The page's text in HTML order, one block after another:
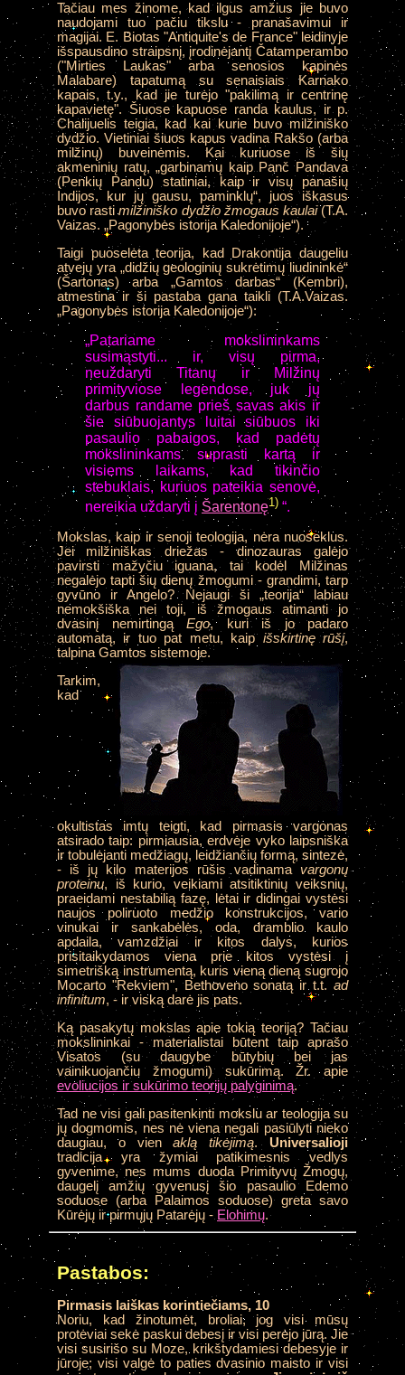
Tačiau mes žinome, kad ilgus amžius jie buvo
naudojami tuo pačiu tikslu - pranašavimui ir
magijai. E. Biotas "Antiquite's de France" leidinyje
išspausdino straipsnį, įrodinėjantį Čatamperambo
("Mirties Laukas" arba senosios kapinės
Malabare) tapatumą su senaisiais Karnako
kapais, t.y., kad jie turėjo "pakilimą ir centrinę
kapavietę". Šiuose kapuose randa kaulus, ir p.
Chalijuelis teigia, kad kai kurie buvo milžiniško
dydžio. Vietiniai šiuos kapus vadina Rakšo (arba
milžinų) buveinėmis. Kai kuriuose iš šių
akmeninių ratų, „garbinamų kaip Panč Pandava
(Penkių Pandu) statiniai, kaip ir visų panašių
Indijos, kur jų gausu, paminklų“, juos iškasus
buvo rastimilžiniško dydžio žmogaus kaulai(T.A.
Vaizas. „Pagonybės istorija Kaledonijoje“).
Taigi puoselėta teorija, kad Drakontija daugeliu
atvejų yra „didžių geologinių sukrėtimų liudininkė“
(Šartonas) arba „Gamtos darbas“ (Kembri),
atmestina ir ši pastaba gana taikli (T.A.Vaizas.
„Pagonybės istorija Kaledonijoje“):
„Patariame mokslininkams
susimąstyti... ir, visų pirma,
neuždaryti Titanų ir Milžinų
primityviose legendose, juk jų
darbus randame prieš savas akis ir
šie siūbuojantys luitai siūbuos iki
pasaulio pabaigos, kad padėtų
mokslininkams suprasti kartą ir
visiems laikams, kad tikinčio
stebuklais, kuriuos pateikia senovė,
nereikia uždaryti į Šarentonę1) “.
Mokslas, kaip ir senoji teologija, nėra nuoseklus.
Jei milžiniškas driežas - dinozauras galėjo
pavirsti mažyčiu iguana, tai kodėl Milžinas
negalėjo tapti šių dienų žmogumi - grandimi, tarp
gyvūno ir Angelo? Nejaugi ši „teorija“ labiau
nemokšiška nei toji, iš žmogaus atimanti jo
dvasinį nemirtingą Ego, kuri iš jo padaro
automatą, ir tuo pat metu, kaip išskirtinę rūšį,
talpina Gamtos sistemoje.
Tarkim,
kad
okultistas imtų teigti, kad pirmasis vargonas
atsirado taip: pirmiausia, erdvėje vyko laipsniška
ir tobulėjanti medžiagų, leidžiančių formą, sintezė,
- iš jų kilo materijos rūšis vadinama vargonų
proteinu, iš kurio, veikiami atsitiktinių veiksnių,
praeidami nestabilią fazę, lėtai ir didingai vystėsi
naujos poliruoto medžio konstrukcijos, vario
vinukai ir sankabėlės, oda, dramblio kaulo
apdaila, vamzdžiai ir kitos dalys, kurios
prisitaikydamos viena prie kitos vystėsi į
simetrišką instrumentą, kuris vieną dieną sugrojo
Mocarto "Rekviem", Bethoveno sonatą ir t.t. ad
infinitum, - ir viską darė jis pats.
Ką pasakytų mokslas apie tokią teoriją? Tačiau
mokslininkai - materialistai būtent taip aprašo
Visatos (su daugybe būtybių bei jas
vainikuojančiu žmogumi) sukūrimą. Žr. apie
evoliucijos ir sukūrimo teorijų palyginimą.
Tad ne visi gali pasitenkinti mokslu ar teologija su
jų dogmomis, nes nė viena negali pasiūlyti nieko
daugiau, o vienaklą tikėjimą.Universalioji
tradicija yra žymiai patikimesnis vedlys
gyvenime, nes mums duoda Primityvų Žmogų,
daugelį amžių gyvenusį šio pasaulio Edemo
soduose (arba Palaimos soduose) greta savo
Kūrėjų ir pirmųjų Patarėjų - Elohimų.
Pastabos:
Pirmasis laiškas korintiečiams, 10
Noriu, kad žinotumėt, broliai, jog visi mūsų
protėviai sekė paskui debesį ir visi perėjo jūrą. Jie
visi susirišo su Moze, krikštydamiesi debesyje ir
jūroje; visi valgė to paties dvasinio maisto ir visi